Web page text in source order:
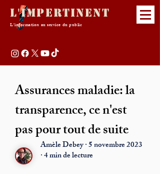
L'Impertinent
L'information au service du public
Assurances maladie: la
transparence, ce n'est
pas pour tout de suite
Amèle Debey · 5 novembre 2023
· 4 min de lecture